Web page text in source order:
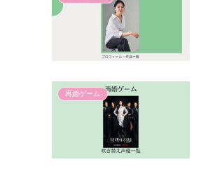
再婚ゲーム